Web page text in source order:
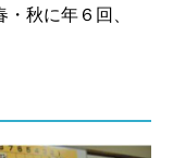
秋に年６回、